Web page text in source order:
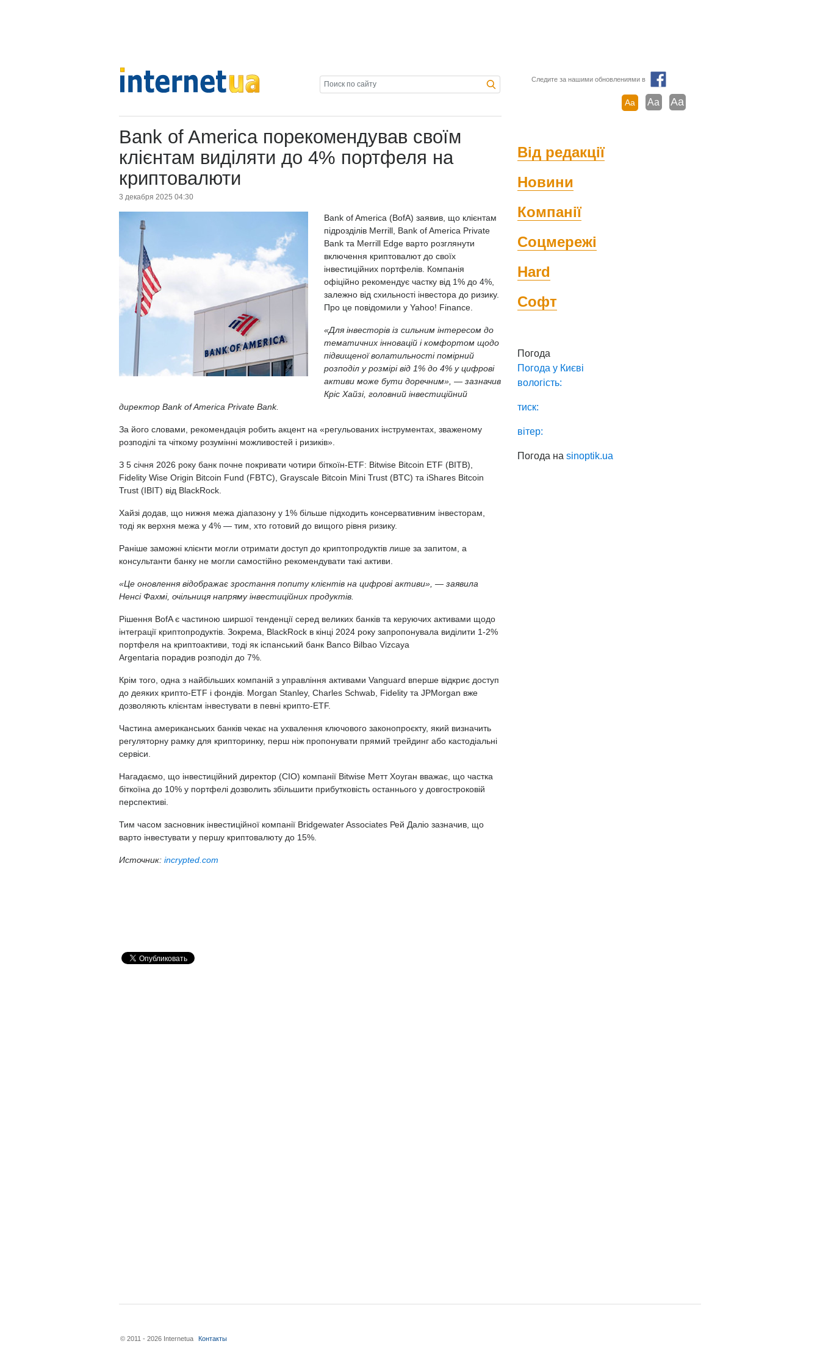
Следите за нашими обновлениями в
Aa Aa Aa
Bank of America порекомендував своїм
клієнтам виділяти до 4% портфеля на
криптовалюти
3 декабря 2025 04:30
Bank of America (BofA) заявив, що клієнтам
підрозділів Merrill, Bank of America Private
Bank та Merrill Edge варто розглянути
включення криптовалют до своїх
інвестиційних портфелів. Компанія
офіційно рекомендує частку від 1% до 4%,
залежно від схильності інвестора до ризику.
Про це повідомили у Yahoo! Finance.
«Для інвесторів із сильним інтересом до
тематичних інновацій і комфортом щодо
підвищеної волатильності помірний
розподіл у розмірі від 1% до 4% у цифрові
активи може бути доречним», — зазначив
Кріс Хайзі, головний інвестиційний
директор Bank of America Private Bank.
За його словами, рекомендація робить акцент на «регульованих інструментах, зваженому
розподілі та чіткому розумінні можливостей і ризиків».
З 5 січня 2026 року банк почне покривати чотири біткоїн-ETF: Bitwise Bitcoin ETF (BITB),
Fidelity Wise Origin Bitcoin Fund (FBTC), Grayscale Bitcoin Mini Trust (BTC) та iShares Bitcoin
Trust (IBIT) від BlackRock.
Хайзі додав, що нижня межа діапазону у 1% більше підходить консервативним інвесторам,
тоді як верхня межа у 4% — тим, хто готовий до вищого рівня ризику.
Раніше заможні клієнти могли отримати доступ до криптопродуктів лише за запитом, а
консультанти банку не могли самостійно рекомендувати такі активи.
«Це оновлення відображає зростання попиту клієнтів на цифрові активи», — заявила
Ненсі Фахмі, очільниця напряму інвестиційних продуктів.
Рішення BofA є частиною ширшої тенденції серед великих банків та керуючих активами щодо
інтеграції криптопродуктів. Зокрема, BlackRock в кінці 2024 року запропонувала виділити 1-2%
портфеля на криптоактиви, тоді як іспанський банк Banco Bilbao Vizcaya
Argentaria порадив розподіл до 7%.
Крім того, одна з найбільших компаній з управління активами Vanguard вперше відкриє доступ
до деяких крипто-ETF і фондів. Morgan Stanley, Charles Schwab, Fidelity та JPMorgan вже
дозволяють клієнтам інвестувати в певні крипто-ETF.
Частина американських банків чекає на ухвалення ключового законопроєкту, який визначить
регуляторну рамку для крипторинку, перш ніж пропонувати прямий трейдинг або кастодіальні
сервіси.
Нагадаємо, що інвестиційний директор (CIO) компанії Bitwise Метт Хоуган вважає, що частка
біткоїна до 10% у портфелі дозволить збільшити прибутковість останнього у довгостроковій
перспективі.
Тим часом засновник інвестиційної компанії Bridgewater Associates Рей Даліо зазначив, що
варто інвестувати у першу криптовалюту до 15%.
Источник: incrypted.com
Від редакції
Новини
Компанії
Соцмережі
Hard
Софт
Погода
Погода у Києві
вологість:
тиск:
вітер:
Погода наsinoptik.ua
© 2011 - 2026 Internetua Контакты